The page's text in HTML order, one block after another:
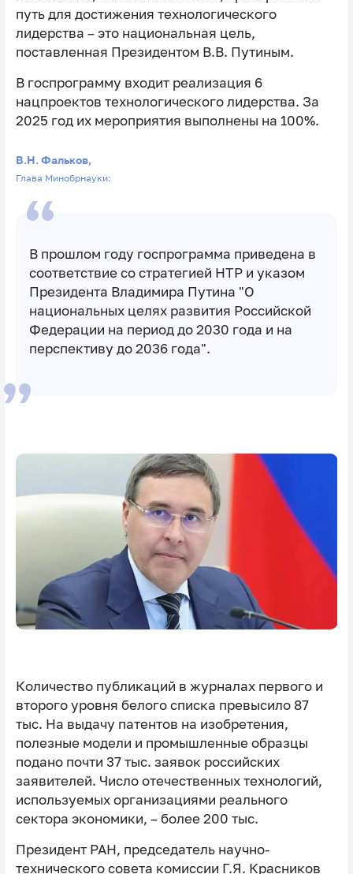
путь для достижения технологического
лидерства – это национальная цель,
поставленная Президентом В.В. Путиным.
В госпрограмму входит реализация 6
нацпроектов технологического лидерства. За
2025 год их мероприятия выполнены на 100%.
В.Н. Фальков,
Глава Минобрнауки:
В прошлом году госпрограмма приведена в
соответствие со стратегией НТР и указом
Президента Владимира Путина "О
национальных целях развития Российской
Федерации на период до 2030 года и на
перспективу до 2036 года".
Количество публикаций в журналах первого и
второго уровня белого списка превысило 87
тыс. На выдачу патентов на изобретения,
полезные модели и промышленные образцы
подано почти 37 тыс. заявок российских
заявителей. Число отечественных технологий,
используемых организациями реального
сектора экономики, – более 200 тыс.
Президент РАН, председатель научно-
технического совета комиссии Г.Я. Красников